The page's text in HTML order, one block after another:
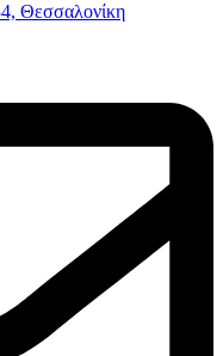
Θεσσαλονίκη